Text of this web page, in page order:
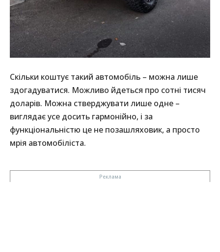
Скільки коштує такий автомобіль – можна лише
здогадуватися. Можливо йдеться про сотні тисяч
доларів. Можна стверджувати лише одне –
виглядає усе досить гармонійно, і за
функціональністю це не позашляховик, а просто
мрія автомобіліста.